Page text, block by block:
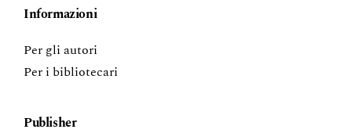
Informazioni
Per gli autori
Per i bibliotecari
Publisher